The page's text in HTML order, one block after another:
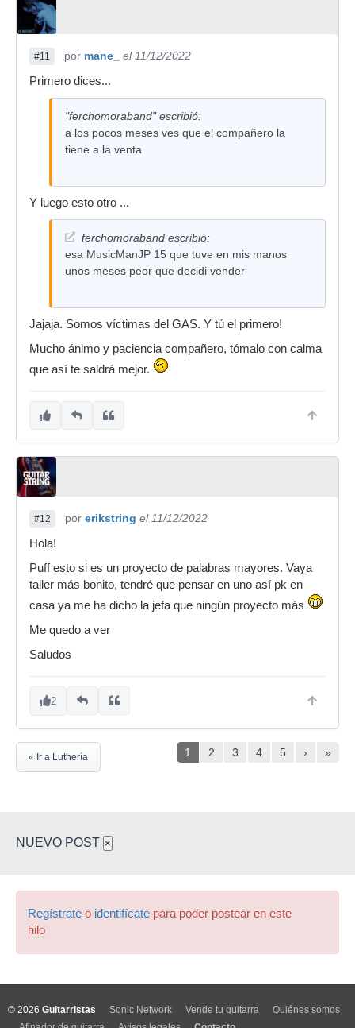
#11 por mane_
el 11/12/2022
Primero dices...
"ferchomoraband" escribió:
a los pocos meses ves que el compañero la
tiene a la venta
Y luego esto otro ...
ferchomoraband escribió:
esa MusicManJP 15 que tuve en mis manos
unos meses peor que decidi vender
Jajaja. Somos víctimas del GAS. Y tú el primero!
Mucho ánimo y paciencia compañero, tómalo con calma
que así te saldrá mejor.
#12 por erikstring el 11/12/2022
Hola!
Puff esto si es un proyecto de palabras mayores. Vaya
taller más bonito, tendré que pensar en uno así pk en
casa ya me ha dicho la jefa que ningún proyecto más
Me quedo a ver
Saludos
2
1 2 3 4 5 › »
« Ir a Luthería
NUEVO POST ×
Regístrate o identifícate para poder postear en este
hilo
© 2026 Guitarristas Sonic Network Vende tu guitarra
Quiénes somos